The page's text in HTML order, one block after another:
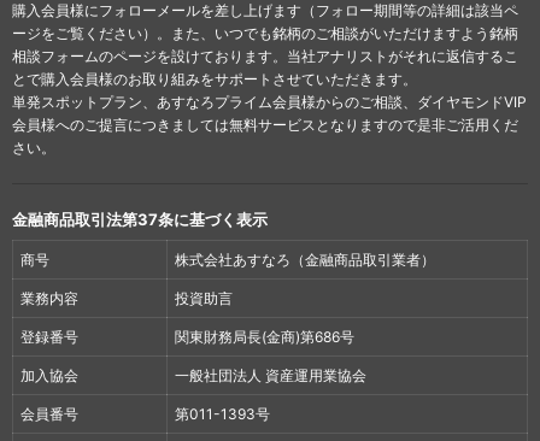
購入会員様にフォローメールを差し上げます（フォロー期間等の詳細は該当ペ
ージをご覧ください）。また、いつでも銘柄のご相談がいただけますよう銘柄
相談フォームのページを設けております。当社アナリストがそれに返信するこ
とで購入会員様のお取り組みをサポートさせていただきます。
単発スポットプラン、あすなろプライム会員様からのご相談、ダイヤモンドVIP
会員様へのご提言につきましては無料サービスとなりますので是非ご活用くだ
さい。
金融商品取引法第37条に基づく表示
商号 株式会社あすなろ（金融商品取引業者）
業務内容 投資助言
登録番号 関東財務局長(金商)第686号
加入協会 一般社団法人 資産運用業協会
会員番号 第011-1393号